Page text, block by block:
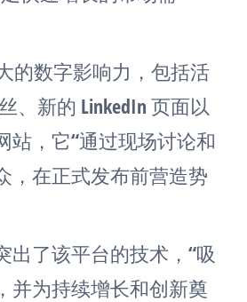
的数字影响力，包括活
、新的 LinkedIn 页面以
站，它“通过现场讨论和
，在正式发布前营造势
出了该平台的技术，“吸
并为持续增长和创新奠